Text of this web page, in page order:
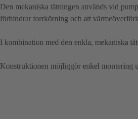
Den mekaniska tätningen används vid
förhindrar torrkörning och att
I kombination med den enkla, mekaniska
Konstruktionen möjliggör enkel montering